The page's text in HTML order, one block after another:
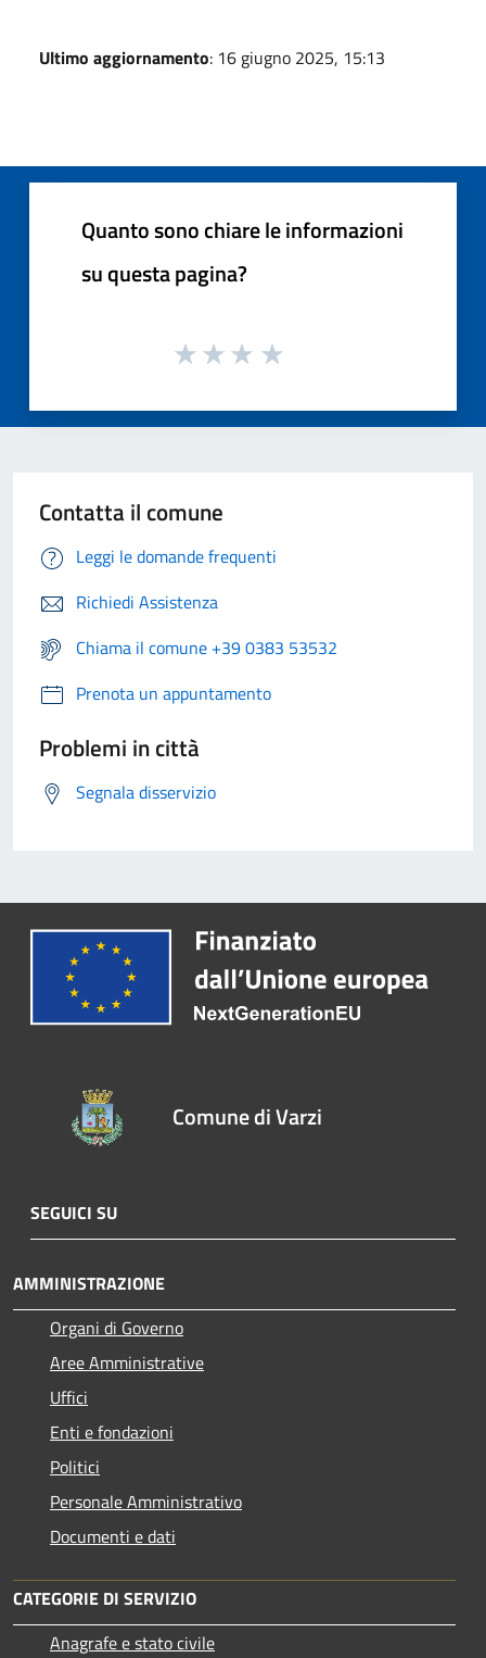
Ultimo aggiornamento: 16 giugno 2025, 15:13
Quanto sono chiare le informazioni
su questa pagina?
Contatta il comune
Leggi le domande frequenti
Richiedi Assistenza
Chiama il comune +39 0383 53532
Prenota un appuntamento
Problemi in città
Segnala disservizio
Comune di Varzi
SEGUICI SU
AMMINISTRAZIONE
Organi di Governo
Aree Amministrative
Uffici
Enti e fondazioni
Politici
Personale Amministrativo
Documenti e dati
CATEGORIE DI SERVIZIO
Anagrafe e stato civile